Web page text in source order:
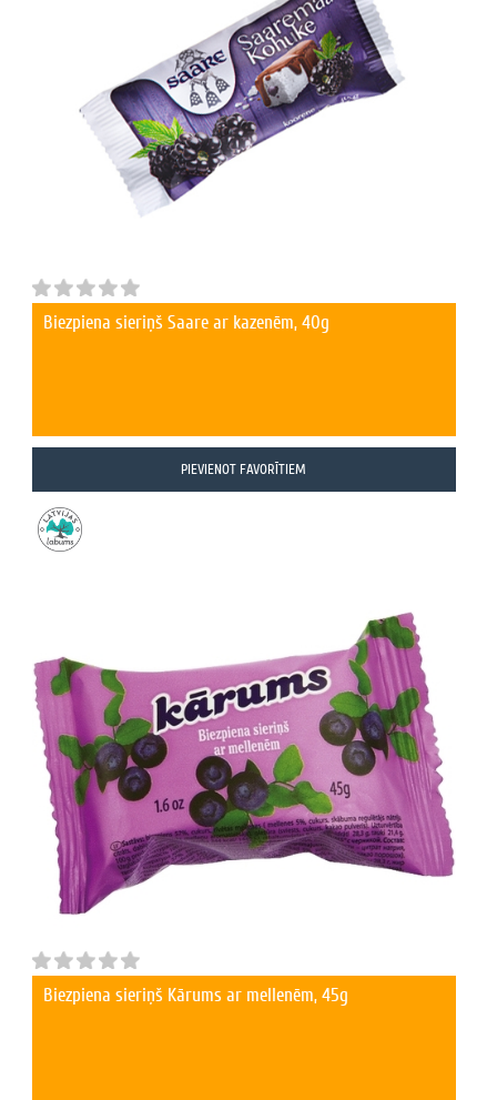
Biezpiena sieriņš Saare ar kazenēm, 40g
PIEVIENOT FAVORĪTIEM
Biezpiena sieriņš Kārums ar mellenēm, 45g